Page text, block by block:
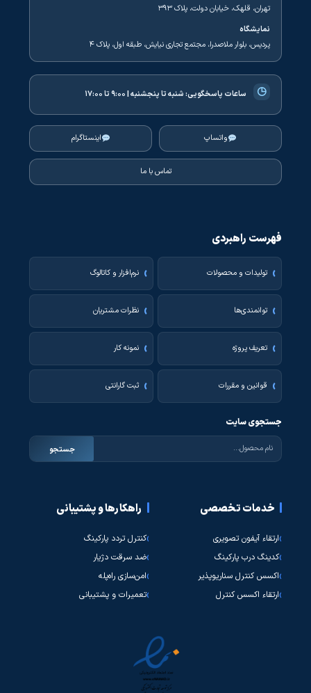
تهران، قلهک، خیابان دولت، پلاک ۳۹۳
نمایشگاه
پردیس، بلوار ملاصدرا، مجتمع تجاری نیایش، طبقه اول، پلاک ۴
◷ ساعات پاسخگویی:شنبه تا پنجشنبه | ۹:۰۰ تا ۱۷:۰۰
واتساپ اینستاگرام
تماس با ما
فهرست راهبردی
تولیدات و محصولات نرم‌افزار و کاتالوگ
توانمندی‌ها نظرات مشتریان
تعریف پروژه نمونه کار
قوانین و مقررات ثبت گارانتی
جستجوی سایت
جستجو
خدمات تخصصی
ارتقاء آیفون تصویری
کدینگ درب پارکینگ
اکسس کنترل سناریوپذیر
ارتقاء اکسس کنترل
راهکارها و پشتیبانی
کنترل تردد پارکینگ
ضد سرقت دژیار
امن‌سازی راه‌پله
تعمیرات و پشتیبانی